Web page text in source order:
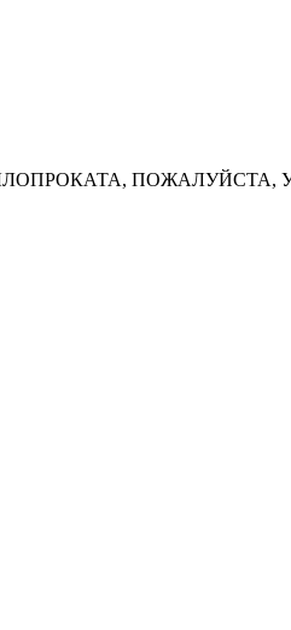
ПОЖАЛУЙСТА,